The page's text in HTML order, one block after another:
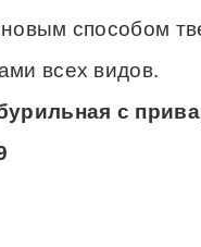
способом
всех видов.
с